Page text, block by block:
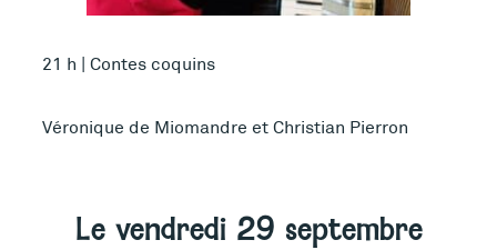
21 h | Contes coquins
Véronique de Miomandre et Christian Pierron
Le vendredi 29 septembre